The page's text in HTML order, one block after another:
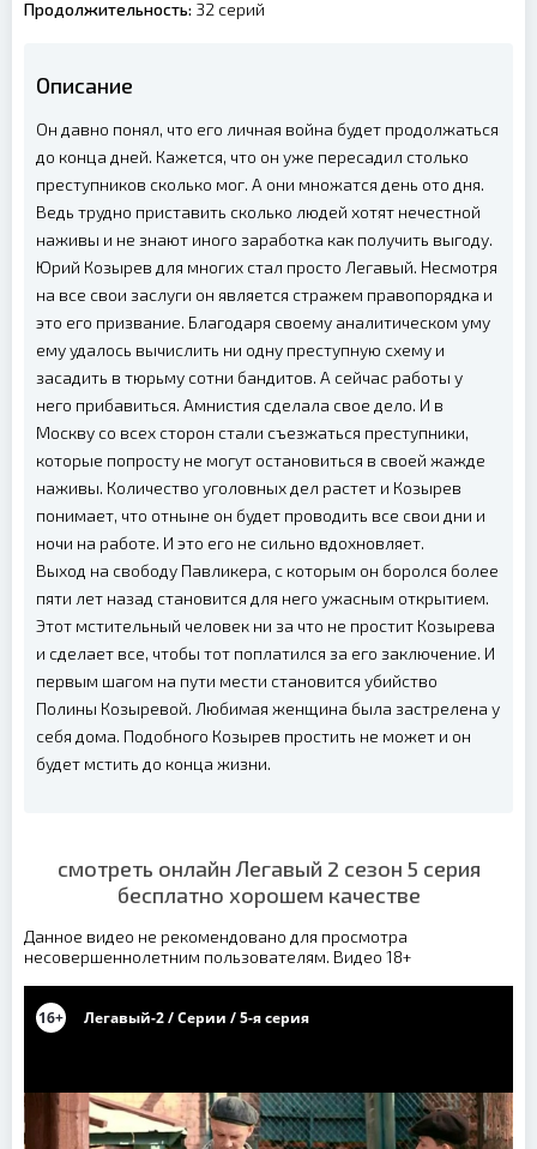
Продолжительность: 32 серий
Описание
Он давно понял, что его личная война будет продолжаться
до конца дней. Кажется, что он уже пересадил столько
преступников сколько мог. А они множатся день ото дня.
Ведь трудно приставить сколько людей хотят нечестной
наживы и не знают иного заработка как получить выгоду.
Юрий Козырев для многих стал просто Легавый. Несмотря
на все свои заслуги он является стражем правопорядка и
это его призвание. Благодаря своему аналитическом уму
ему удалось вычислить ни одну преступную схему и
засадить в тюрьму сотни бандитов. А сейчас работы у
него прибавиться. Амнистия сделала свое дело. И в
Москву со всех сторон стали съезжаться преступники,
которые попросту не могут остановиться в своей жажде
наживы. Количество уголовных дел растет и Козырев
понимает, что отныне он будет проводить все свои дни и
ночи на работе. И это его не сильно вдохновляет.
Выход на свободу Павликера, с которым он боролся более
пяти лет назад становится для него ужасным открытием.
Этот мстительный человек ни за что не простит Козырева
и сделает все, чтобы тот поплатился за его заключение. И
первым шагом на пути мести становится убийство
Полины Козыревой. Любимая женщина была застрелена у
себя дома. Подобного Козырев простить не может и он
будет мстить до конца жизни.
смотреть онлайн Легавый 2 сезон 5 серия
бесплатно хорошем качестве
Данное видео не рекомендовано для просмотра
несовершеннолетним пользователям. Видео 18+